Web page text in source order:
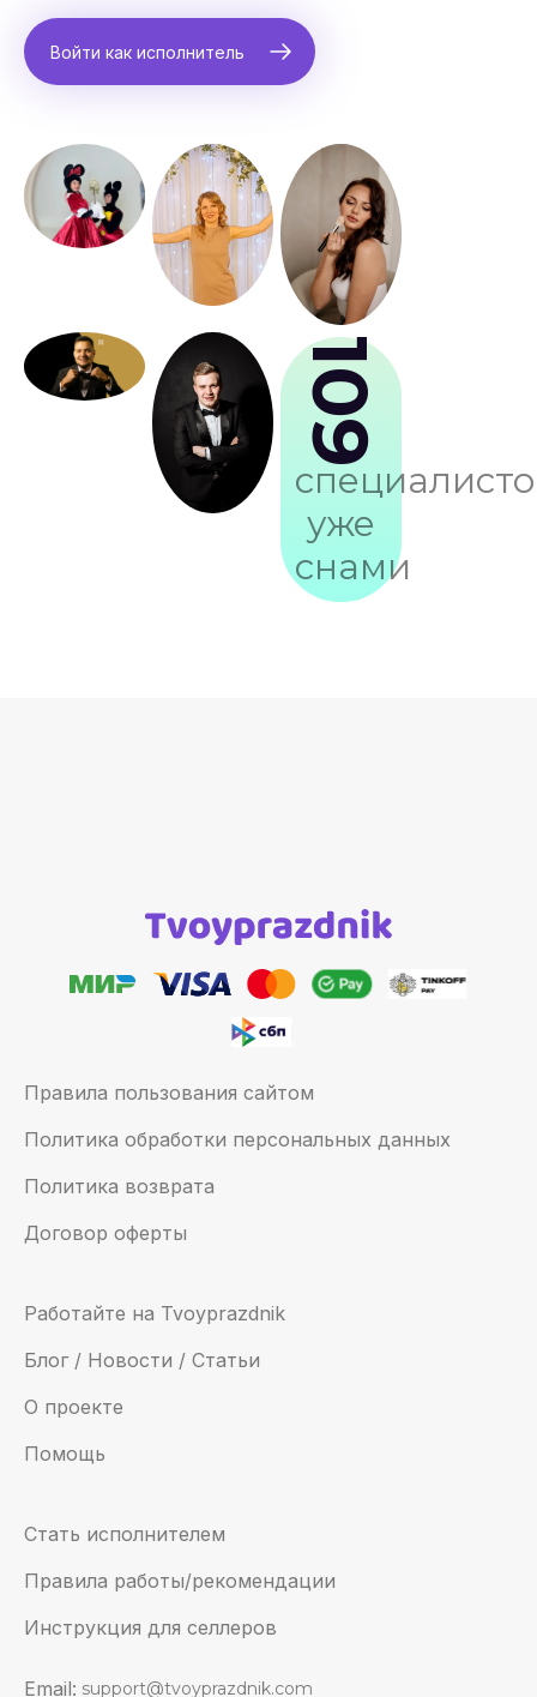
Войти как исполнитель
109
уже
снами
Правила пользования сайтом
Политика обработки персональных данных
Политика возврата
Договор оферты
Работайте на Tvoyprazdnik
Блог / Новости / Статьи
О проекте
Помощь
Стать исполнителем
Правила работы/рекомендации
Инструкция для селлеров
Email: support@tvoyprazdnik.com